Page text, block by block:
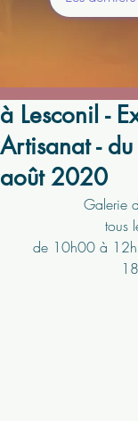
à Lesconil -
Artisanat -
août 2020
Galerie
tous
de 10h00 à